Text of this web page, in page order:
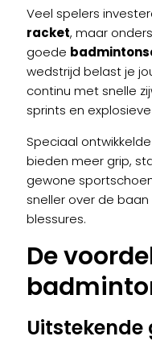
Veel spelers
racket, maar
goede
wedstrijd belast je
continu met snelle
sprints en
Speciaal ontwikkelde
bieden meer grip,
gewone
sneller over de
blessures.
De
Uitstekende